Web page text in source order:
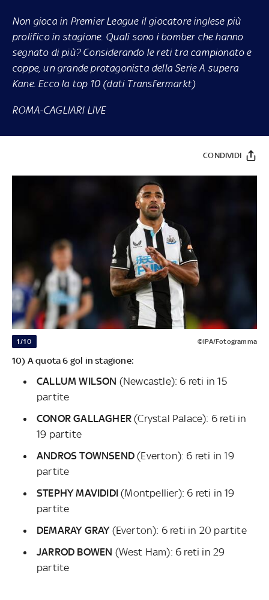
Non gioca in Premier League il giocatore inglese più
prolifico in stagione. Quali sono i bomber che hanno
segnato di più? Considerando le reti tra campionato e
coppe, un grande protagonista della Serie A supera
Kane. Ecco la top 10 (dati Transfermarkt)
ROMA-CAGLIARI LIVE
CONDIVIDI
1/10 ©IPA/Fotogramma
10) A quota 6 gol in stagione:
CALLUM WILSON (Newcastle): 6 reti in 15
partite
CONOR GALLAGHER (Crystal Palace): 6 reti in
19 partite
ANDROS TOWNSEND (Everton): 6 reti in 19
partite
STEPHY MAVIDIDI (Montpellier): 6 reti in 19
partite
DEMARAY GRAY(Everton): 6 reti in 20 partite
JARROD BOWEN (West Ham): 6 reti in 29
partite